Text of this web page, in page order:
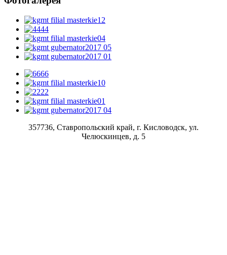
357736, Ставропольский край, г. Кисловодск, ул.
Челюскинцев, д. 5